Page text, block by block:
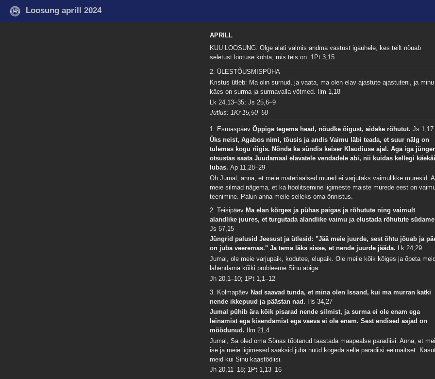
Loosung aprill 2024
APRILL
KUU LOOSUNG: Olge alati valmis andma vastust igaühele, kes teilt nõuab
seletust lootuse kohta, mis teis on. 1Pt 3,15
2. ÜLESTÕUSMISPÜHA
Kristus ütleb: Ma olin surnud, ja vaata, ma olen elav ajastute ajastuteni, ja minu
käes on surma ja surmavalla võtmed.
Ilm 1,18
Lk 24,13–35; Js 25,6–9
Jutlus: 1Kr 15,50–58
1. EsmaspäevÕppige tegema head, nõudke õigust, aidake rõhutut.Js 1,17
Üks neist, Agabos nimi, tõusis ja andis Vaimu läbi teada, et suur nälg on
tulemas kogu riigis. Nõnda ka sündis keiser Klaudiuse ajal. Aga iga jünger
otsustas saata Juudamaal elavatele vendadele abi, nii kuidas kellegi
lubas.Ap 11,28–29
Oh Jumal, anna, et meie materiaalsed mured ei varjutaks vaimulikke muresid.
meie silmad nägema, et ka hoolitsemine ligimeste maiste murede eest on
teenimine. Palun anna meile selleks oma õnnistus.
2. TeisipäevMa elan kõrges ja pühas paigas ja rõhutute ning vaimult
alandlike juures, et turgutada alandlike vaimu ja elustada rõhutute
Js 57,15
Jüngrid palusid Jeesust ja ütlesid: "Jää meie juurde, sest õhtu jõuab ja
on juba veeremas." Ja tema läks sisse, et nende juurde jääda. Lk 24,29
Jumal, ole meie varjupaik, kodutee, elupaik. Ole meile kõik kõiges ja õpeta
lahendama kõiki probleeme Sinu abiga.
Jh 20,1–10; 1Pt 1,1–12
3. KolmapäevNad saavad tunda, et mina olen Issand, kui ma murran katki
nende ikkepuud ja päästan nad. Hs 34,27
Jumal pühib ära kõik pisarad nende silmist, ja surma ei ole enam ega
leinamist ega kisendamist ega vaeva ei ole enam. Sest endised asjad on
möödunud.
Ilm 21,4
Jumal, Sa oled oma Sõnas tõotanud taastada maapealse paradiisi. Anna, et
ise ja meie ligimesed saaksid juba nüüd kogeda selle paradiisi eelmaitset.
meid kui Sinu kaastöölisi.
Jh 20,11–18; 1Pt 1,13–16